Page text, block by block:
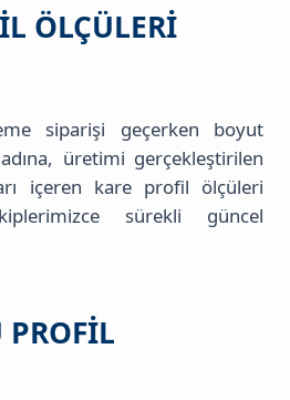
ÖLÇÜLERI
siparişi geçerken boyut
üretimi gerçekleştirilen
içeren kare profil ölçüleri
sürekli güncel
PROFIL